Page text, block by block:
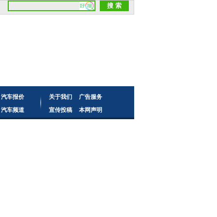
汽车报价
汽车频道
关于我们
广告服务
宣传投稿
本网声明